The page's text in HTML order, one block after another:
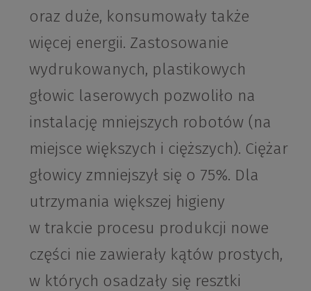
oraz duże, konsumowały także
więcej energii. Zastosowanie
wydrukowanych, plastikowych
głowic laserowych pozwoliło na
instalację mniejszych robotów (na
miejsce większych i cięższych). Ciężar
głowicy zmniejszył się o 75%. Dla
utrzymania większej higieny
w trakcie procesu produkcji nowe
części nie zawierały kątów prostych,
w których osadzały się resztki